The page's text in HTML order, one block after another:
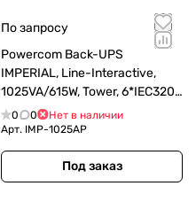
По запросу
Powercom Back-UPS
IMPERIAL, Line-Interactive,
1025VA/615W, Tower, 6*IEC320-
C13 (2 surge & 4 batt), USB
(671477)
0 0
Нет в наличии
Арт. IMP-1025AP
Под заказ